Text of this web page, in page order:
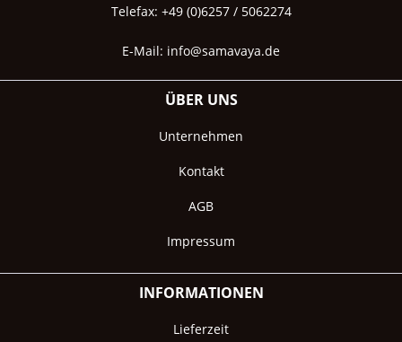
Telefax: +49 (0)6257 / 5062274
E-Mail: info@samavaya.de
ÜBER UNS
Unternehmen
Kontakt
AGB
Impressum
INFORMATIONEN
Lieferzeit